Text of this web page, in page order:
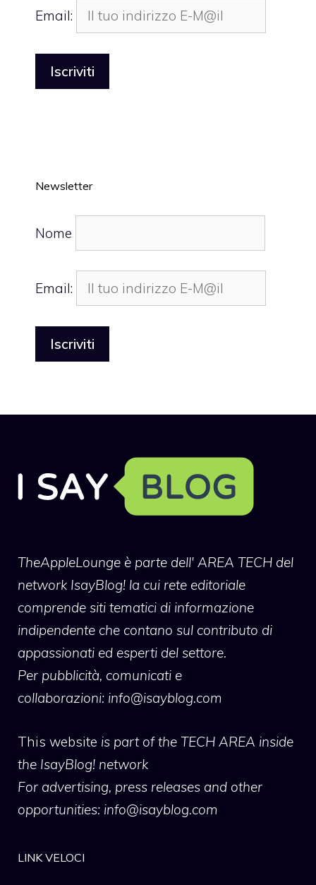
Email:
Newsletter
Nome
Email:
TheAppleLounge è parte dell' AREA TECH del
network IsayBlog! la cui rete editoriale
comprende siti tematici di informazione
indipendente che contano sul contributo di
appassionati ed esperti del settore.
Per pubblicità, comunicati e
collaborazioni: info@isayblog.com
This website is part of the TECH AREA inside
the IsayBlog! network
For advertising, press releases and other
opportunities: info@isayblog.com
LINK VELOCI